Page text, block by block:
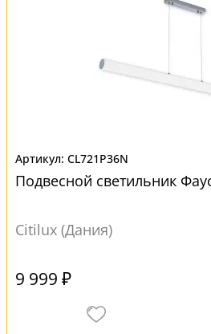
CL721P36N
Подвесной светильник
Citilux (Дания)
9 999 ₽